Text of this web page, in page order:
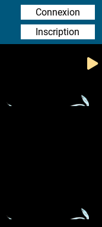
Connexion
Inscription